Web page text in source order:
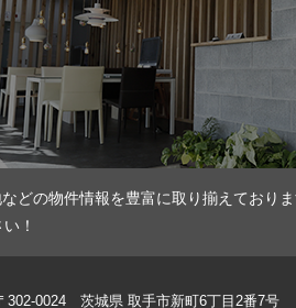
どの物件情報を豊富に取り揃えており
！
302-0024 茨城県 取手市新町6丁目2番7号